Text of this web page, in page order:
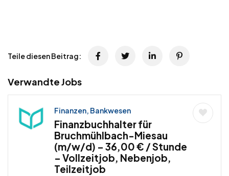
Teile diesen Beitrag:
Verwandte Jobs
Finanzen, Bankwesen
Finanzbuchhalter für
Bruchmühlbach-Miesau
(m/w/d) – 36,00 € / Stunde
– Vollzeitjob, Nebenjob,
Teilzeitjob